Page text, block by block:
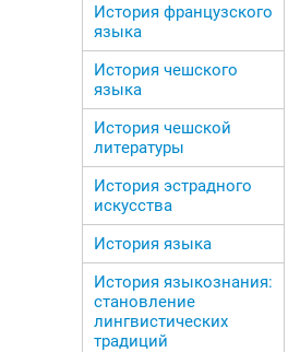
История французского
языка
История чешского
языка
История чешской
литературы
История эстрадного
искусства
История языка
История языкознания:
становление
лингвистических
традиций